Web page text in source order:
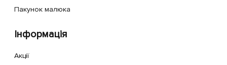
Пакунок малюка
Інформація
Акції